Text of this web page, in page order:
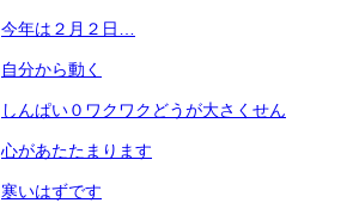
今年は２月２日…
自分から動く
しんぱい０ワクワクどうが大さくせん
心があたたまります
寒いはずです